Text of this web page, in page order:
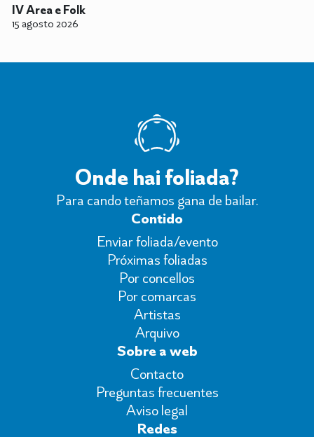
IV Area e Folk
15 agosto 2026
Onde hai foliada?
Para cando teñamos gana de bailar.
Contido
Enviar foliada/evento
Próximas foliadas
Por concellos
Por comarcas
Artistas
Arquivo
Sobre a web
Contacto
Preguntas frecuentes
Aviso legal
Redes